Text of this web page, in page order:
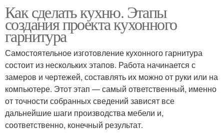
Как сделать кухню. Этапы
создания проекта кухонного
гарнитура
Самостоятельное изготовление кухонного гарнитура
состоит из нескольких этапов. Работа начинается с
замеров и чертежей, составлять их можно от руки или на
компьютере. Этот этап — самый ответственный, именно
от точности собранных сведений зависят все
дальнейшие шаги производства мебели и,
соответственно, конечный результат.